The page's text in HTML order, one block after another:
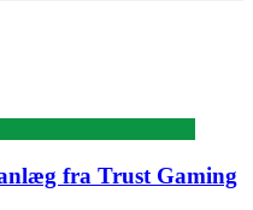
fra Trust Gaming